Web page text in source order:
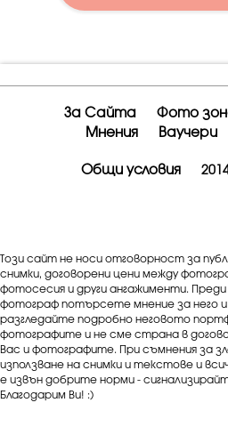
За Сайта Фото
Мнения
Ваучери
Общи условия
Този сайт не носи отговорност за
снимки, договорени цени между
фотосесия и други ангажименти.
фотограф потърсете мнение за него и
разгледайте подробно неговото
фотографите и не сме страна в
Вас и фотографите. При съмнения за
използване на снимки и текстове и
е извън добрите норми -
Благодарим Ви! :)